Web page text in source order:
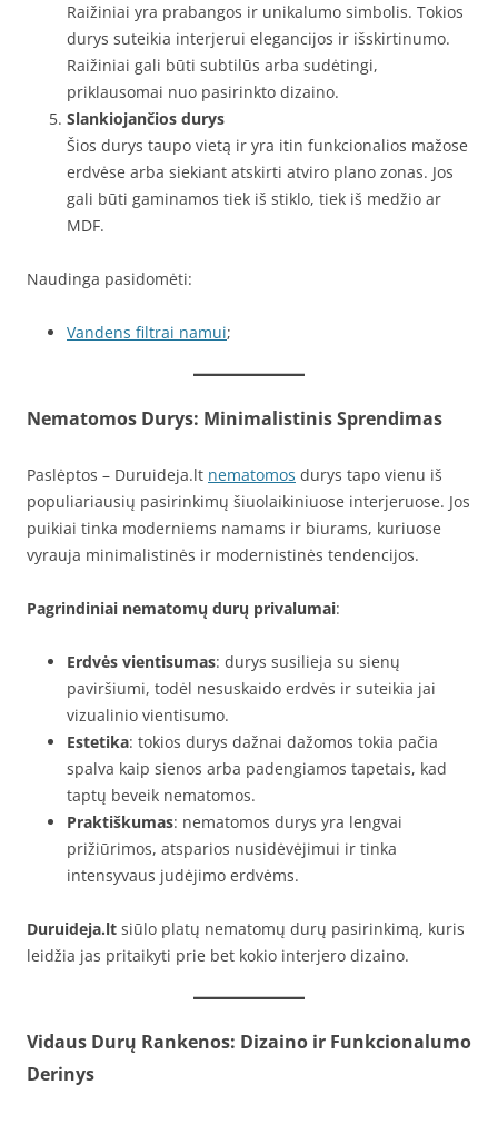
Raižiniai yra prabangos ir unikalumo simbolis. Tokios
durys suteikia interjerui elegancijos ir išskirtinumo.
Raižiniai gali būti subtilūs arba sudėtingi,
priklausomai nuo pasirinkto dizaino.
Slankiojančios durys
Šios durys taupo vietą ir yra itin funkcionalios mažose
erdvėse arba siekiant atskirti atviro plano zonas. Jos
gali būti gaminamos tiek iš stiklo, tiek iš medžio ar
MDF.
Naudinga pasidomėti:
Vandens filtrai namui;
Nematomos Durys: Minimalistinis Sprendimas
Paslėptos – Duruideja.lt nematomos durys tapo vienu iš
populiariausių pasirinkimų šiuolaikiniuose interjeruose. Jos
puikiai tinka moderniems namams ir biurams, kuriuose
vyrauja minimalistinės ir modernistinės tendencijos.
Pagrindiniai nematomų durų privalumai:
Erdvės vientisumas: durys susilieja su sienų
paviršiumi, todėl nesuskaido erdvės ir suteikia jai
vizualinio vientisumo.
Estetika: tokios durys dažnai dažomos tokia pačia
spalva kaip sienos arba padengiamos tapetais, kad
taptų beveik nematomos.
Praktiškumas: nematomos durys yra lengvai
prižiūrimos, atsparios nusidėvėjimui ir tinka
intensyvaus judėjimo erdvėms.
Duruideja.lt siūlo platų nematomų durų pasirinkimą, kuris
leidžia jas pritaikyti prie bet kokio interjero dizaino.
Vidaus Durų Rankenos: Dizaino ir Funkcionalumo
Derinys